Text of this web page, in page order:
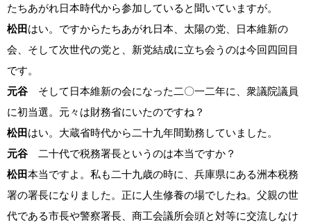
たちあがれ日本時代から参加していると聞いていますが。
松田 はい。ですからたちあがれ日本、太陽の党、日本維新の
会、そして次世代の党と、新党結成に立ち会うのは今回四回目
です。
元谷 そして日本維新の会になった二〇一二年に、衆議院議員
に初当選。元々は財務省にいたのですね？
松田 はい。大蔵省時代から二十九年間勤務していました。
元谷
二十代で税務署長というのは本当ですか？
松田本当ですよ。私も二十九歳の時に、兵庫県にある洲本税務
署の署長になりました。正に人生修養の場でしたね。父親の世
代である市長や警察署長、商工会議所会頭と対等に交流しなけ